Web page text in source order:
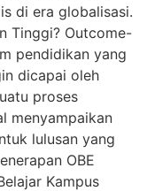
di era globalisasi.
Tinggi? Outcome-
pendidikan yang
dicapai oleh
proses
menyampaikan
lulusan yang
OBE
Kampus